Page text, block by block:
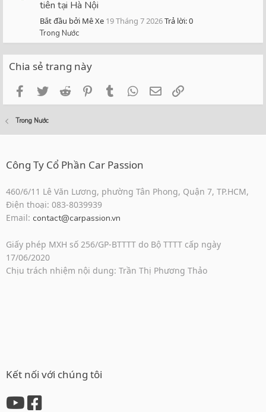
tiên tại Hà Nội
Bắt đầu bởi Mê Xe 19 Tháng 7 2026Trả lời: 0
Trong Nước
Chia sẻ trang này
FacebookTwitterReddit PinterestTumblrWhatsApp
Email
Trong Nước
Công Ty Cổ Phần Car Passion
460/6/11 Lê Văn Lương, phường Tân Phong, Quận 7, TP.HCM,
Điện thoại: 083-8039939
Email: contact@carpassion.vn
Giấy phép MXH số 256/GP-BTTTT do Bộ TTTT cấp ngày
17/06/2020
Chịu trách nhiệm nội dung: Trần Thị Phương Thảo
Kết nối với chúng tôi